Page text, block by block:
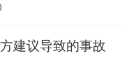
建议导致的事故